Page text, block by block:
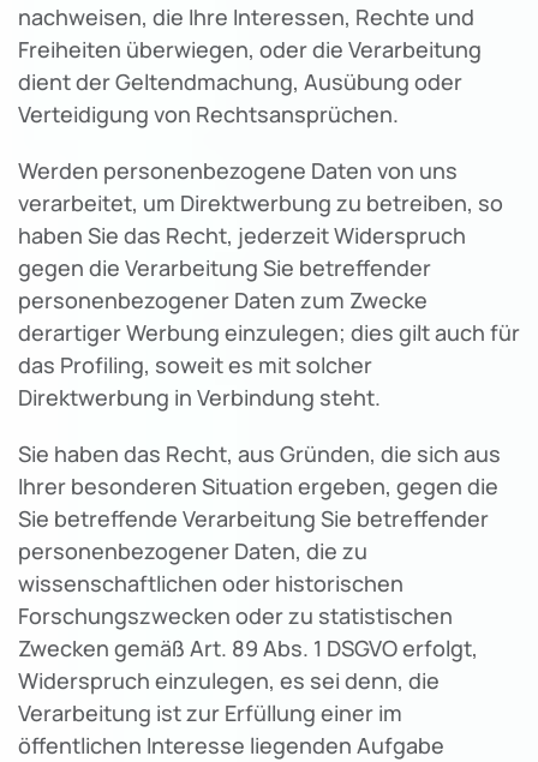
nachweisen, die Ihre Interessen, Rechte und
Freiheiten überwiegen, oder die Verarbeitung
dient der Geltendmachung, Ausübung oder
Verteidigung von Rechtsansprüchen.
Werden personenbezogene Daten von uns
verarbeitet, um Direktwerbung zu betreiben, so
haben Sie das Recht, jederzeit Widerspruch
gegen die Verarbeitung Sie betreffender
personenbezogener Daten zum Zwecke
derartiger Werbung einzulegen; dies gilt auch für
das Profiling, soweit es mit solcher
Direktwerbung in Verbindung steht.
Sie haben das Recht, aus Gründen, die sich aus
Ihrer besonderen Situation ergeben, gegen die
Sie betreffende Verarbeitung Sie betreffender
personenbezogener Daten, die zu
wissenschaftlichen oder historischen
Forschungszwecken oder zu statistischen
Zwecken gemäß Art. 89 Abs. 1 DSGVO erfolgt,
Widerspruch einzulegen, es sei denn, die
Verarbeitung ist zur Erfüllung einer im
öffentlichen Interesse liegenden Aufgabe